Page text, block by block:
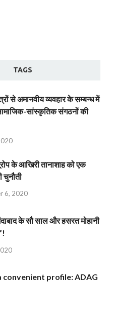
TAGS
से अमानवीय व्यवहार के सम्बन्ध में
सांस्कृतिक संगठनों की
के आखिरी तानाशाह को एक
चुनौती
6, 2020
के सौ साल और हसरत मोहानी
profile: ADAG